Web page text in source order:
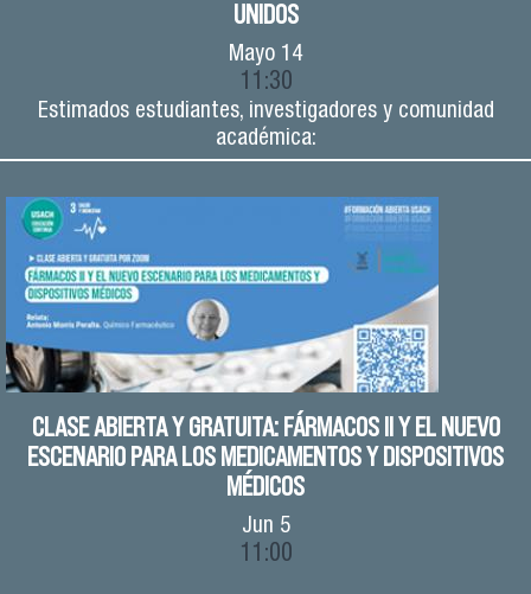
UNIDOS
Mayo 14
11:30
Estimados estudiantes, investigadores y comunidad
académica:
CLASE ABIERTA Y GRATUITA: FÁRMACOS II Y EL NUEVO
ESCENARIO PARA LOS MEDICAMENTOS Y DISPOSITIVOS
MÉDICOS
Jun 5
11:00